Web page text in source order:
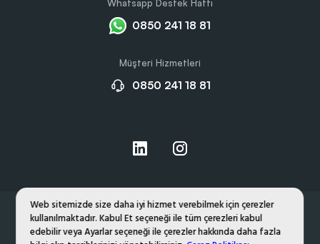
Web sitemizde size daha iyi hizmet verebilmek için çerezler
kullanılmaktadır. Kabul Et seçeneği ile tüm çerezleri kabul
edebilir veya Ayarlar seçeneği ile çerezler hakkında daha fazla
Whatsapp Destek Hattı
0850 241 18 81
Müşteri Hizmetleri
0850 241 18 81
Hakkımızda
Gizlilik ve Çerez Politikası
Kişisel Verilerin Korunması